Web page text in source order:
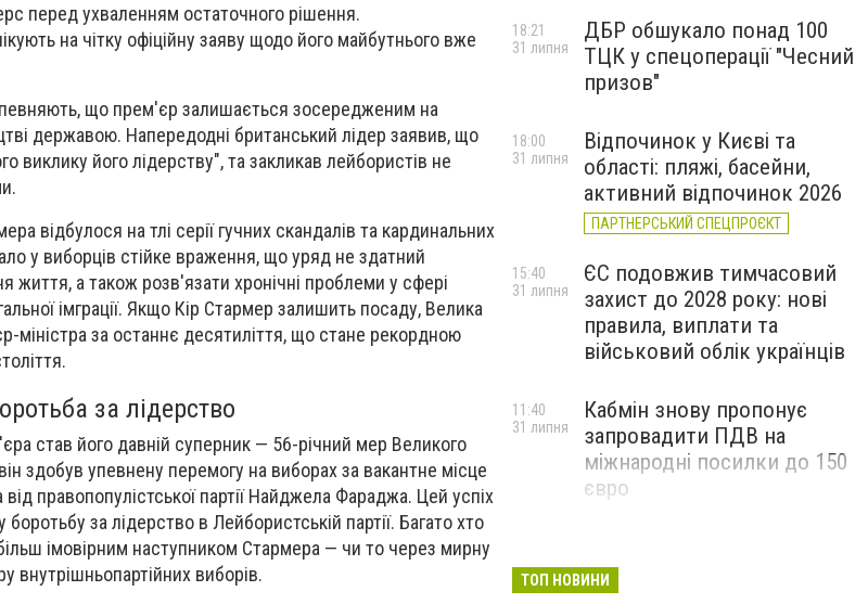
перед ухваленням остаточного рішення.
на чітку офіційну заяву щодо його майбутнього вже
що прем'єр залишається зосередженим на
державою. Напередодні британський лідер заявив, що
виклику його лідерству", та закликав лейбористів не
відбулося на тлі серії гучних скандалів та кардинальних
у виборців стійке враження, що уряд не здатний
життя, а також розв'язати хронічні проблеми у сфері
імграції. Якщо Кір Стармер залишить посаду, Велика
міністра за останнє десятиліття, що стане рекордною
за лідерство
став його давній суперник — 56-річний мер Великого
здобув упевнену перемогу на виборах за вакантне місце
правопопулістської партії Найджела Фараджа. Цей успіх
за лідерство в Лейбористській партії. Багато хто
імовірним наступником Стармера — чи то через мирну
внутрішньопартійних виборів.
ДБР обшукало понад 100
ТЦК у спецоперації "Чесний
призов"
18:21
31 липня
Відпочинок у Києві та
області: пляжі, басейни,
активний відпочинок 2026
ПАРТНЕРСЬКИЙ СПЕЦПРОЄКТ
18:00
31 липня
ЄС подовжив тимчасовий
захист до 2028 року: нові
правила, виплати та
військовий облік українців
15:40
31 липня
Кабмін знову пропонує
запровадити ПДВ на
міжнародні посилки до 150
євро
11:40
31 липня
ТОП НОВИНИ